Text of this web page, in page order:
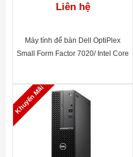
Liên hệ
Máy tính để bàn Dell OptiPlex
Small Form Factor 7020/ Intel Core
Khuyến Mãi